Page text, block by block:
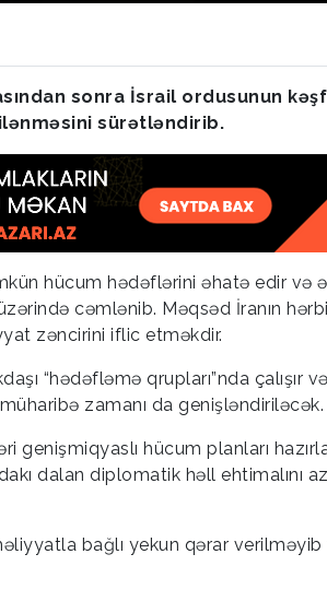
sonra İsrail ordusunun
sürətləndirib.
hücum hədəflərini əhatə edir və
cəmlənib. Məqsəd İranın
zəncirini iflic etməkdir.
“hədəfləmə qrupları”nda çalışır
zamanı da genişləndiriləcək.
genişmiqyaslı hücum planları
dalan diplomatik həll ehtimalını
bağlı yekun qərar